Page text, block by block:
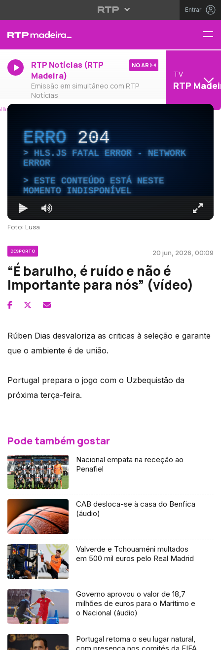
Entrar
RTP Notícias (RTP
Madeira)
Emissão em simultâneo com RTP
Notícias
NO AR
TV
RTP
ERRO204
HLS.JS FATAL ERROR - NETWORK
ERROR
ESTE CONTEÚDO ESTÁ NESTE
MOMENTO INDISPONÍVEL
Foto: Lusa
DESPORTO 20 jun, 2026, 00:09
“É barulho, é ruído e não é
importante para nós” (vídeo)
Rúben Dias desvaloriza as criticas à seleção e garante
que o ambiente é de união.
Portugal prepara o jogo com o Uzbequistão da
próxima terça-feira.
Pode também gostar
Nacional empata na receção ao
Penafiel
CAB desloca-se à casa do Benfica
(áudio)
Valverde e Tchouaméni multados
em 500 mil euros pelo Real Madrid
Governo aprovou o valor de 18,7
milhões de euros para o Marítimo e
o Nacional (áudio)
Portugal retoma o seu lugar natural,